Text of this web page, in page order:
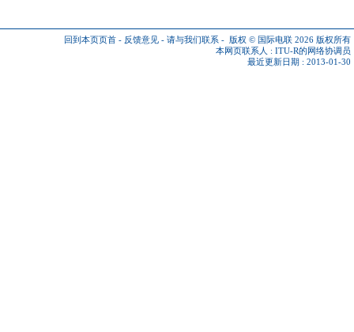
回到本页页首 - 反馈意见 - 请与我们联系 - 版权 © 国际电联 2026 版权所有
本网页联系人 : ITU-R的网络协调员
最近更新日期 : 2013-01-30